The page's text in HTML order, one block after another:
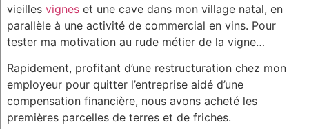
vieilles vignes et une cave dans mon village natal, en
parallèle à une activité de commercial en vins. Pour
tester ma motivation au rude métier de la vigne…
Rapidement, profitant d’une restructuration chez mon
employeur pour quitter l’entreprise aidé d’une
compensation financière, nous avons acheté les
premières parcelles de terres et de friches.